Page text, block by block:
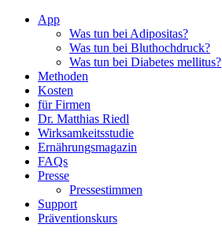
App
Was tun bei Adipositas?
Was tun bei Bluthochdruck?
Was tun bei Diabetes mellitus?
Methoden
Kosten
für Firmen
Dr. Matthias Riedl
Wirksamkeitsstudie
Ernährungsmagazin
FAQs
Presse
Pressestimmen
Support
Präventionskurs